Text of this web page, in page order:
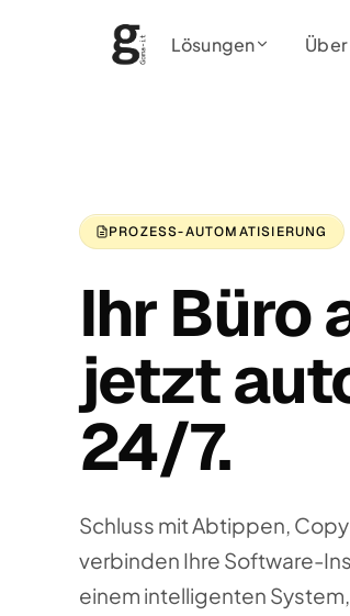
Lösungen Über
PROZESS-AUTOMATISIERUNG
Ihr Büro
jetzt
24/7.
Schluss mit Abtippen,
verbinden Ihre Software-
einem intelligenten